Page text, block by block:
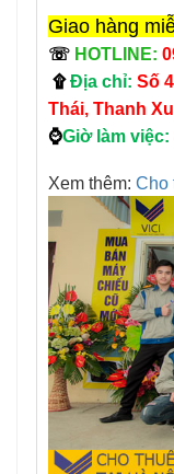
Giao hàng
☏ HOTLINE:
۩Địa chỉ: Số
Thái, Thanh
⌚Giờ làm việc:
Xem thêm: Cho